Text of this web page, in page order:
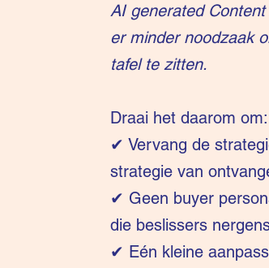
AI generated
er minder noodzaak
tafel te zitten.
Draai het daarom om:
✔ Vervang de
strategie van
✔ Geen buyer
die beslissers
✔ Eén kleine